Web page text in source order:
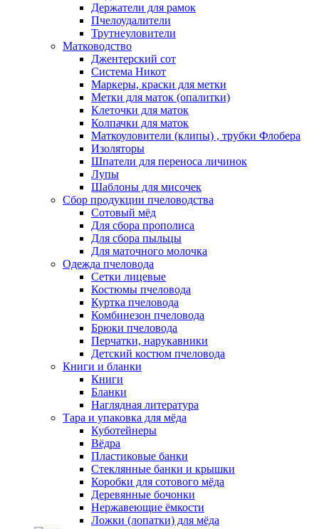
Держатели для рамок
Пчелоудалители
Трутнеуловители
Матководство
Джентерский сот
Система Никот
Маркеры, краски для метки
Метки для маток (опалитки)
Клеточки для маток
Колпачки для маток
Маткоуловители (клипы) , трубки Флобера
Изоляторы
Шпатели для переноса личинок
Лупы
Шаблоны для мисочек
Сбор продукции пчеловодства
Сотовый мёд
Для сбора прополиса
Для сбора пыльцы
Для маточного молочка
Одежда пчеловода
Сетки лицевые
Костюмы пчеловода
Куртка пчеловода
Комбинезон пчеловода
Брюки пчеловода
Перчатки, нарукавники
Детский костюм пчеловода
Книги и бланки
Книги
Бланки
Наглядная литература
Тара и упаковка для мёда
Куботейнеры
Вёдра
Пластиковые банки
Стеклянные банки и крышки
Коробки для сотового мёда
Деревянные бочонки
Нержавеющие ёмкости
Ложки (лопатки) для мёда